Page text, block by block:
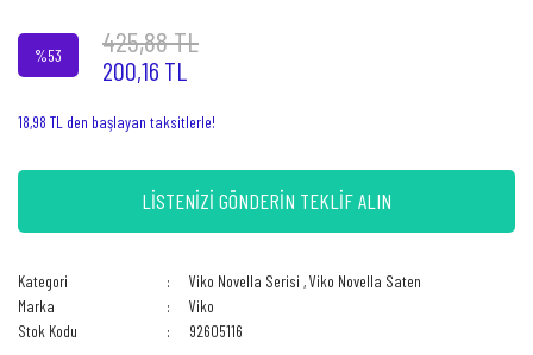
%53 425,88 TL
200,16 TL
18,98 TL den başlayan taksitlerle!
LİSTENİZİ GÖNDERİN TEKLİF ALIN
Kategori Viko Novella Serisi ,Viko Novella Saten
Marka
Viko
Stok Kodu
92605116